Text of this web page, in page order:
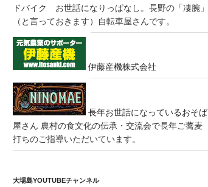
ドバイク お世話になりっぱなし。長野の「凄腕」
（と言っておきます）自転車屋さんです。
伊藤産機株式会社
長年お世話になっているおそば
屋さん 農村の食文化の伝承・交流会で長年ご蕎麦
打ちのご指導いただいています。
大場島YOUTUBEチャンネル